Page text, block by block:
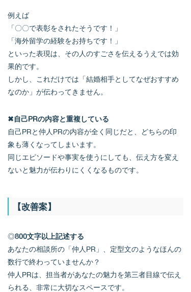
例えば
「〇〇で表彰をされたそうです！」
「海外留学の経験をお持ちです！」
といった表現は、その人のすごさを伝えるうえでは効
果的です。
しかし、これだけでは「結婚相手としてなぜおすすめ
なのか」が伝わってきません。
✖自己PRの内容と重複している
自己PRと仲人PRの内容が全く同じだと、どちらの印
象も薄くなってしまいます。
同じエピソードや事実を使うにしても、伝え方を変え
ないと魅力が伝わりにくくなるものです。
【改善案】
◎800文字以上記述する
あなたの相談所の「仲人PR」、定型文のようなほんの
数行で終わっていませんか？
仲人PRは、担当者があなたの魅力を第三者目線で伝え
られる、非常に大切なスペースです。